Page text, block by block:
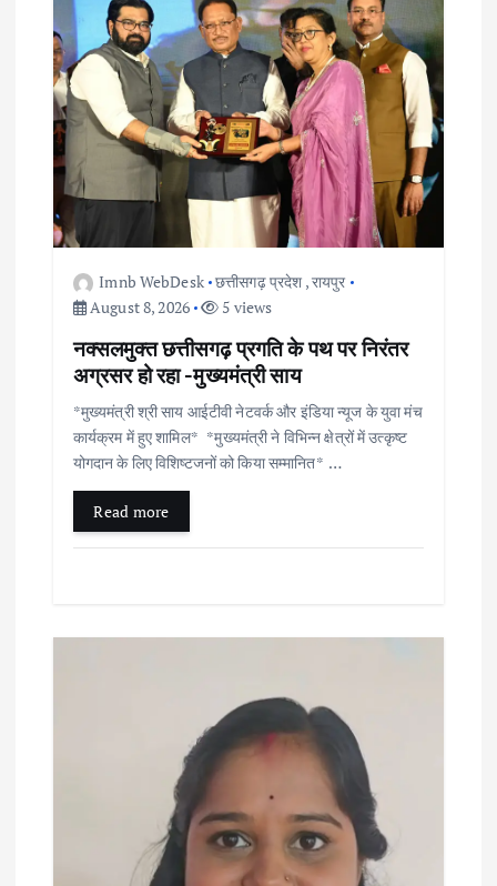
g
a
t
o
Imnb WebDesk छत्तीसगढ़ प्रदेश ,रायपुर
August 8, 2026
5 views
नक्सलमुक्त छत्तीसगढ़ प्रगति के पथ पर निरंतर
अग्रसर हो रहा -मुख्यमंत्री साय
*मुख्यमंत्री श्री साय आईटीवी नेटवर्क और इंडिया न्यूज के युवा मंच
कार्यक्रम में हुए शामिल* *मुख्यमंत्री ने विभिन्न क्षेत्रों में उत्कृष्ट
योगदान के लिए विशिष्टजनों को किया सम्मानित* …
Read more